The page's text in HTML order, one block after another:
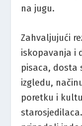
na jugu.
Zahvaljujući
iskopavanja i
pisaca, dosta
izgledu,
poretku i